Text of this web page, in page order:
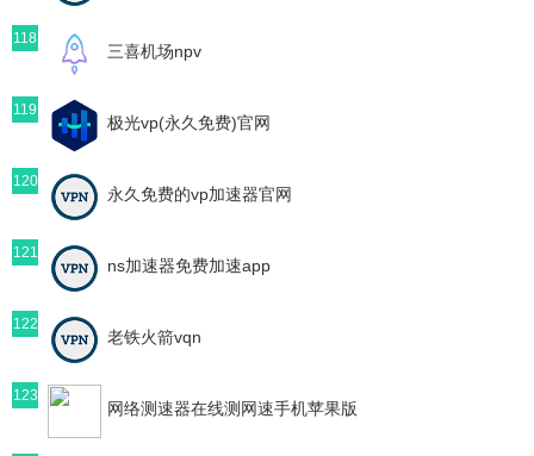
118
三喜机场npv
119
极光vp(永久免费)官网
120
永久免费的vp加速器官网
121
ns加速器免费加速app
122
老铁火箭vqn
123
网络测速器在线测网速手机苹果版